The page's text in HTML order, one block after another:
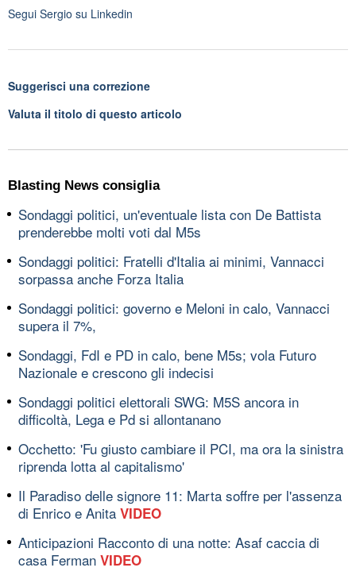
Segui Sergio su Linkedin
Suggerisci una correzione
Valuta il titolo di questo articolo
Blasting News consiglia
Sondaggi politici, un'eventuale lista con De Battista
prenderebbe molti voti dal M5s
Sondaggi politici: Fratelli d'Italia ai minimi, Vannacci
sorpassa anche Forza Italia
Sondaggi politici: governo e Meloni in calo, Vannacci
supera il 7%,
Sondaggi, FdI e PD in calo, bene M5s; vola Futuro
Nazionale e crescono gli indecisi
Sondaggi politici elettorali SWG: M5S ancora in
difficoltà, Lega e Pd si allontanano
Occhetto: 'Fu giusto cambiare il PCI, ma ora la sinistra
riprenda lotta al capitalismo'
Il Paradiso delle signore 11: Marta soffre per l'assenza
di Enrico e Anita VIDEO
Anticipazioni Racconto di una notte: Asaf caccia di
casa Ferman VIDEO